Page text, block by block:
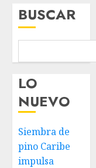
BUSCAR
LO
NUEVO
Siembra de
pino Caribe
impulsa